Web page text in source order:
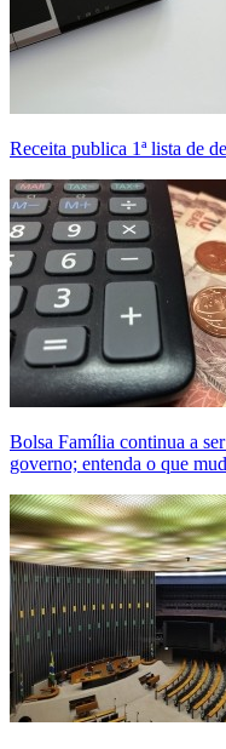
Receita publica 1ª lista de
Bolsa Família continua a
governo; entenda o que